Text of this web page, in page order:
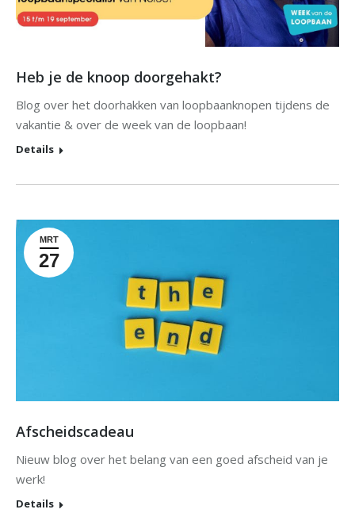
Heb je de knoop doorgehakt?
Blog over het doorhakken van loopbaanknopen tijdens de
vakantie & over de week van de loopbaan!
Details
MRT
27
Afscheidscadeau
Nieuw blog over het belang van een goed afscheid van je
werk!
Details